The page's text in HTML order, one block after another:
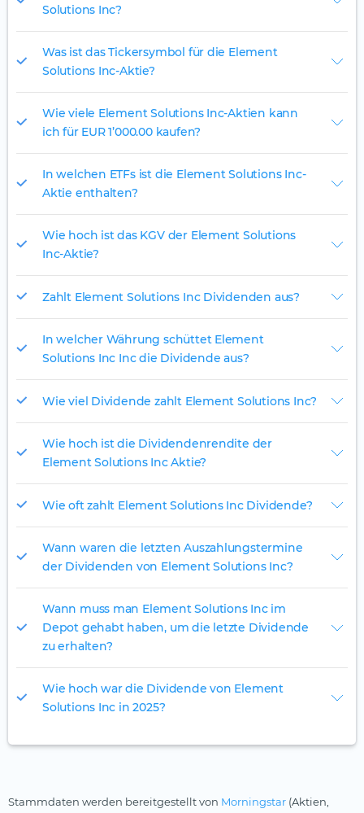
Solutions Inc?
Was ist das Tickersymbol für die Element
Solutions Inc-Aktie?
Wie viele Element Solutions Inc-Aktien kann
ich für EUR 1’000.00 kaufen?
In welchen ETFs ist die Element Solutions Inc-
Aktie enthalten?
Wie hoch ist das KGV der Element Solutions
Inc-Aktie?
Zahlt Element Solutions Inc Dividenden aus?
In welcher Währung schüttet Element
Solutions Inc Inc die Dividende aus?
Wie viel Dividende zahlt Element Solutions Inc?
Wie hoch ist die Dividendenrendite der
Element Solutions Inc Aktie?
Wie oft zahlt Element Solutions Inc Dividende?
Wann waren die letzten Auszahlungstermine
der Dividenden von Element Solutions Inc?
Wann muss man Element Solutions Inc im
Depot gehabt haben, um die letzte Dividende
zu erhalten?
Wie hoch war die Dividende von Element
Solutions Inc in 2025?
Stammdaten werden bereitgestellt von Morningstar (Aktien,